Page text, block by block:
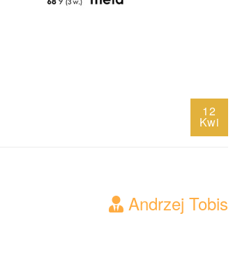
12
Kwi
Andrzej Tobis